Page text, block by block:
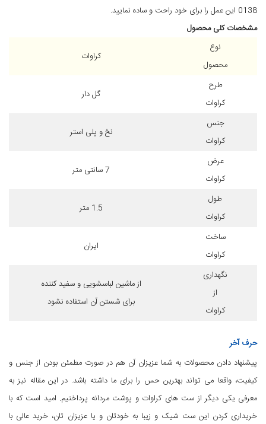
0138 این عمل را برای خود راحت و ساده نمایید.
مشخصات کلی محصول
نوع
محصول
کراوات
طرح
کراوات
گل دار
جنس
کراوات
نخ و پلی استر
عرض
کراوات
7 سانتی متر
طول
کراوات
1.5 متر
ساخت
کراوات
ایران
نگهداری
از
کراوات
از ماشین لباسشویی و سفید کننده
برای شستن آن استفاده نشود
حرف آخر
پیشنهاد دادن محصولات به شما عزیزان آن هم در صورت مطمئن بودن از جنس و
کیفیت، واقعا می تواند بهترین حس را برای ما داشته باشد. در این مقاله نیز به
معرفی یکی دیگر از ست های کراوات و پوشت مردانه پرداختیم. امید است که با
خریداری کردن این ست شیک و زیبا به خودتان و یا عزیزان تان، خرید عالی با